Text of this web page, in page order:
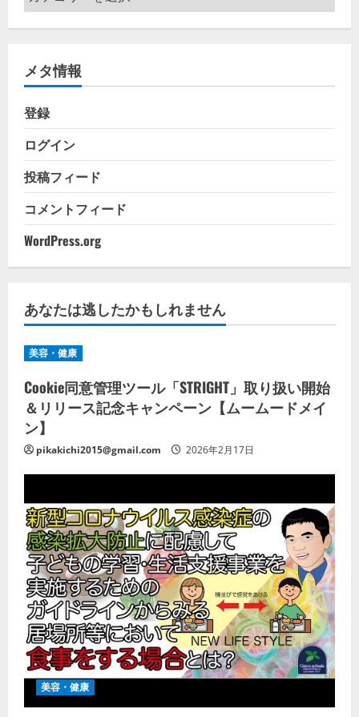
テ
ゴ
ー
メタ情報
登録
ログイン
投稿フィード
コメントフィード
WordPress.org
あなたは逃したかもしれません
美容・健康
Cookie同意管理ツール「STRIGHT」取り扱い開始
＆リリース記念キャンペーン【ムームードメイ
ン】
pikakichi2015@gmail.com 2026年2月17日
美容・健康